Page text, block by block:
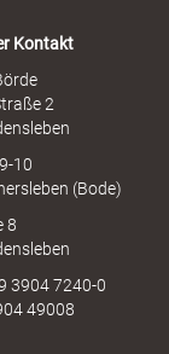
Kontakt
2
10
(Bode)
8
3904 7240-0
49008